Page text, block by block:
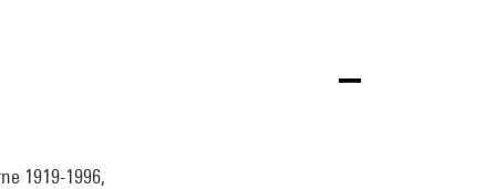
1919-1996,